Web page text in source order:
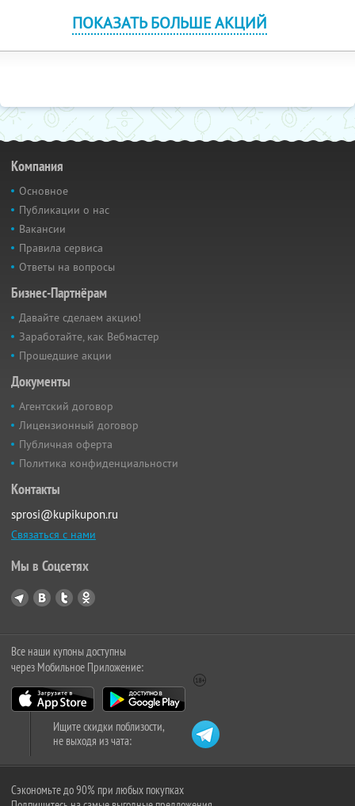
ПОКАЗАТЬ БОЛЬШЕ АКЦИЙ
Компания
Основное
Публикации о нас
Вакансии
Правила сервиса
Ответы на вопросы
Бизнес-Партнёрам
Давайте сделаем акцию!
Заработайте, как Вебмастер
Прошедшие акции
Документы
Агентский договор
Лицензионный договор
Публичная оферта
Политика конфиденциальности
Контакты
sprosi@kupikupon.ru
Связаться с нами
Мы в Соцсетях
Все наши купоны доступны
через Мобильное Приложение:
Ищите скидки поблизости,
не выходя из чата:
Сэкономьте до 90% при любых покупках